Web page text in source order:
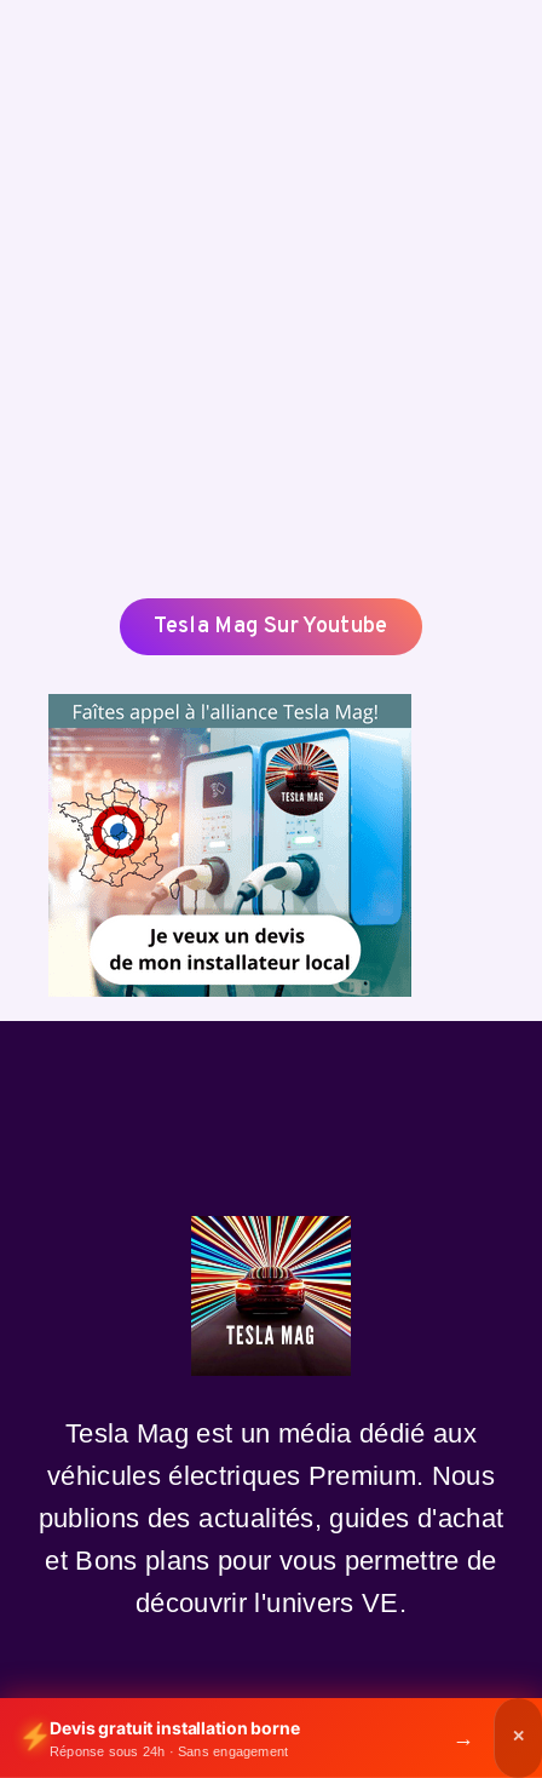
Devis gratuit installation borne
Réponse sous 24h · Sans engagement
→ ✕
Tesla Mag Sur Youtube
Tesla Mag est un média dédié aux
véhicules électriques Premium. Nous
publions des actualités, guides d'achat
et Bons plans pour vous permettre de
découvrir l'univers VE.
Tous les services